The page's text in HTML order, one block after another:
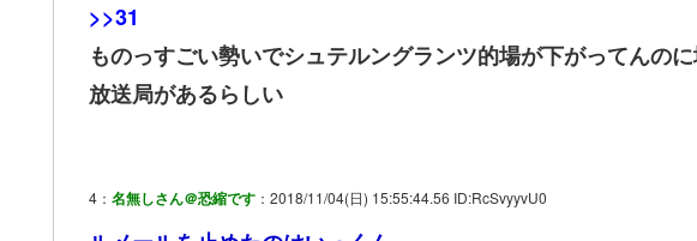
>>31
ものっすごい勢いでシュテルングランツ的場が下がってんの
放送局があるらしい
4： 名無しさん＠恐縮です ：2018/11/04(日) 15:55:44.56 ID:RcSvyyvU0